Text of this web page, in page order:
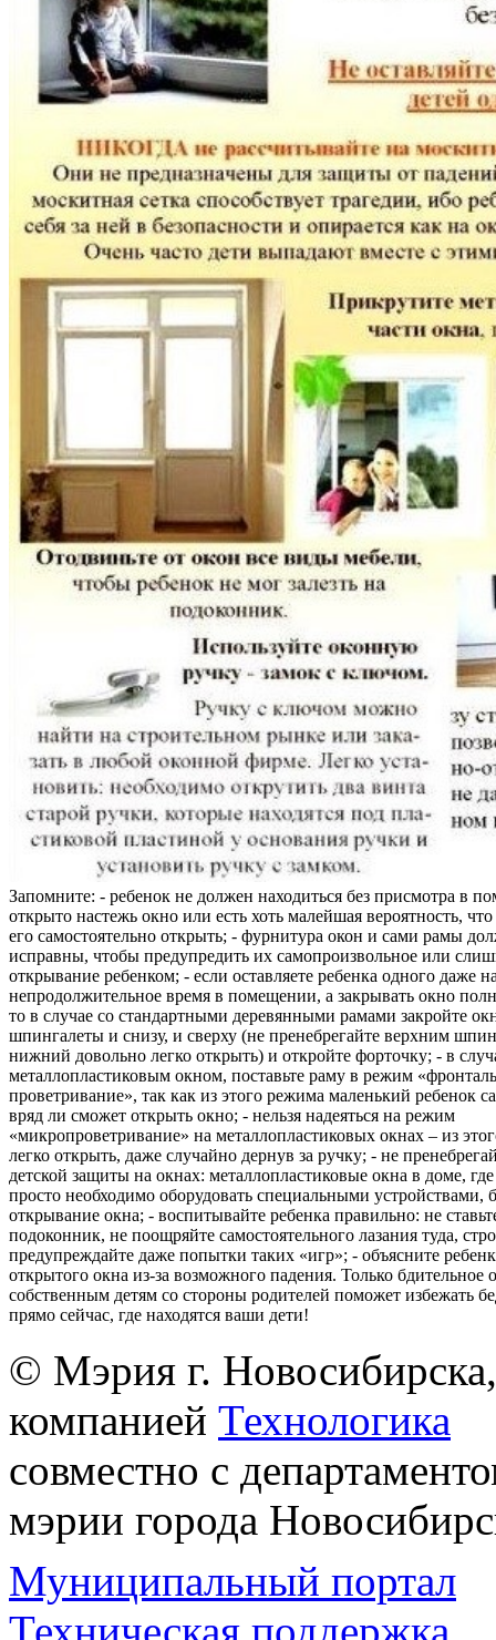
Запомните: - ребенок не должен находиться без присмотра в
открыто настежь окно или есть хоть малейшая вероятность,
его самостоятельно открыть; - фурнитура окон и сами рамы
исправны, чтобы предупредить их самопроизвольное или
открывание ребенком; - если оставляете ребенка одного даже
непродолжительное время в помещении, а закрывать окно
то в случае со стандартными деревянными рамами закройте
шпингалеты и снизу, и сверху (не пренебрегайте верхним
нижний довольно легко открыть) и откройте форточку; - в
металлопластиковым окном, поставьте раму в режим
проветривание», так как из этого режима маленький ребенок
вряд ли сможет открыть окно; - нельзя надеяться на режим
«микропроветривание» на металлопластиковых окнах – из
легко открыть, даже случайно дернув за ручку; - не
детской защиты на окнах: металлопластиковые окна в доме, где
просто необходимо оборудовать специальными
открывание окна; - воспитывайте ребенка правильно: не
подоконник, не поощряйте самостоятельного лазания туда,
предупреждайте даже попытки таких «игр»; - объясните
открытого окна из-за возможного падения. Только бдительное
собственным детям со стороны родителей поможет избежать
прямо сейчас, где находятся ваши дети!
© Мэрия г.
компанией Технологика
совместно с
мэрии города
Муниципальный портал